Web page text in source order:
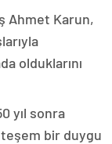
Ahmet Karun,
olduklarını
yıl sonra
bir duygu